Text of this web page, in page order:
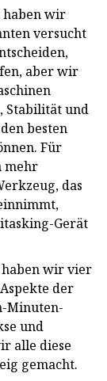
haben wir
versucht
aber wir
Stabilität und
besten
Für
mehr
das
Gerät
wir vier
der
Minuten-
und
alle diese
gemacht.